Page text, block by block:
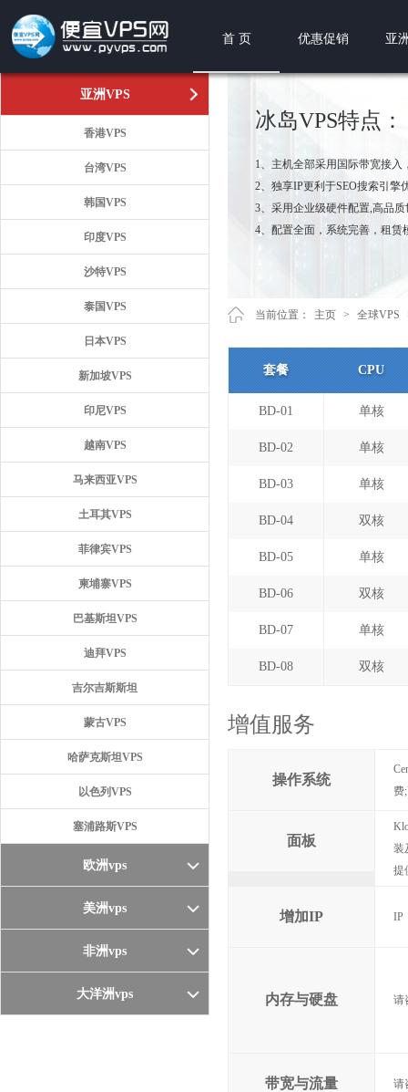
首 页 优惠促销 亚
亚洲VPS
香港VPS
台湾VPS
韩国VPS
印度VPS
沙特VPS
泰国VPS
日本VPS
新加坡VPS
印尼VPS
越南VPS
马来西亚VPS
土耳其VPS
菲律宾VPS
柬埔寨VPS
巴基斯坦VPS
迪拜VPS
吉尔吉斯斯坦
蒙古VPS
哈萨克斯坦VPS
以色列VPS
塞浦路斯VPS
欧洲vps
美洲vps
非洲vps
大洋洲vps
冰岛VPS特点：
1、主机全部采用国际带宽接
2、独享IP更利于SEO搜索引擎
3、采用企业级硬件配置,高品
4、配置全面，系统完善，租
当前位置： 主页 > 全球VPS
套餐 CPU
BD-01 单核
BD-02 单核
BD-03 单核
BD-04 双核
BD-05 单核
BD-06 双核
BD-07 单核
BD-08 双核
增值服务
操作系统
费
面板
装
提
增加IP IP
内存与硬盘 请
带宽与流量 请